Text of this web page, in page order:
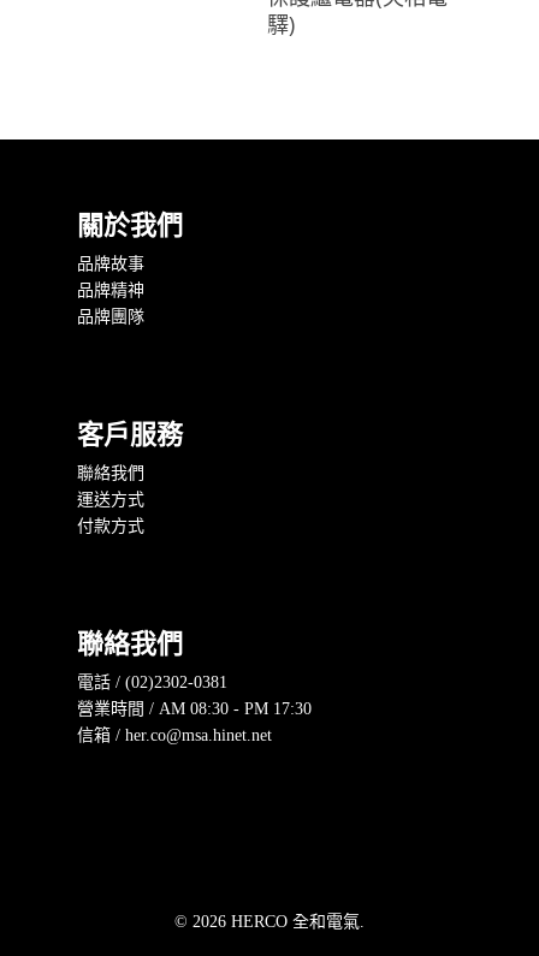
驛)
關於我們
品牌故事
品牌精神
品牌團隊
客戶服務
聯絡我們
運送方式
付款方式
聯絡我們
電話 / (02)2302-0381
營業時間 / AM 08:30 - PM 17:30
信箱 / her.co@msa.hinet.net
© 2026 HERCO 全和電氣.